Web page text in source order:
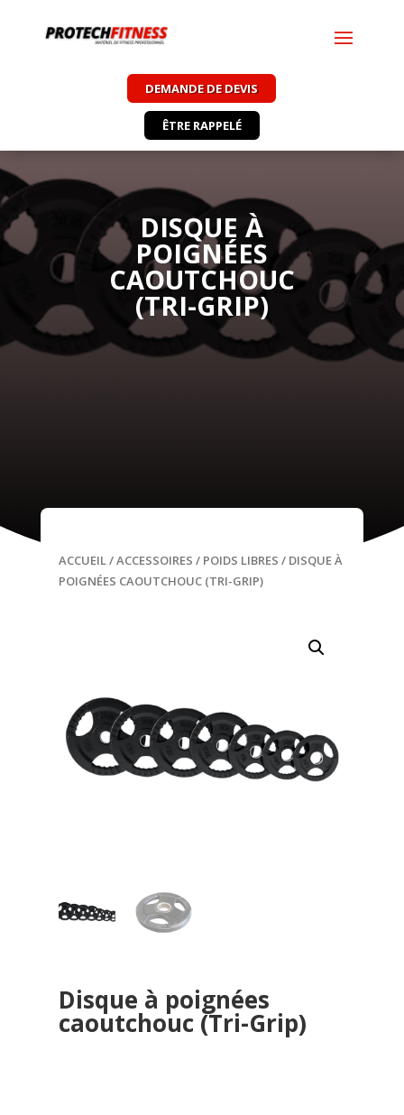
DEMANDE DE DEVIS
ÊTRE RAPPELÉ
DISQUE À
POIGNÉES
CAOUTCHOUC
(TRI-GRIP)
ACCUEIL/ACCESSOIRES / POIDS LIBRES / DISQUE À
POIGNÉES CAOUTCHOUC (TRI-GRIP)
Disque à poignées
caoutchouc (Tri-Grip)